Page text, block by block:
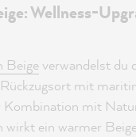
Wellness-
Beige verwandelst du
mit
Kombination mit
wirkt ein warmer